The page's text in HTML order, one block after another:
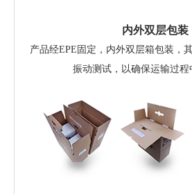
内外双层包装
产品经EPE固定，内外双层箱包装，
振动测试，以确保运输过程